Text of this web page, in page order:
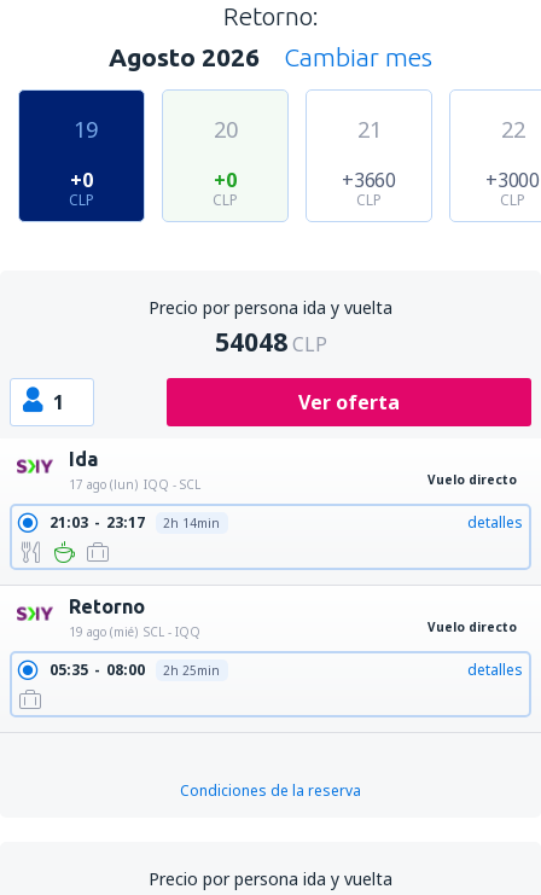
Retorno:
Agosto 2026
Cambiar mes
19
+0
CLP
20
+0
CLP
21
+3660
CLP
22
+3000
CLP
Precio por persona ida y vuelta
54048 CLP
1 Ver oferta
Ida
17 ago (lun) IQQ - SCL Vuelo directo
21:03 23:17 2h 14min detalles
Retorno
19 ago (mié) SCL - IQQ Vuelo directo
05:35 08:00 2h 25min detalles
Condiciones de la reserva
Precio por persona ida y vuelta